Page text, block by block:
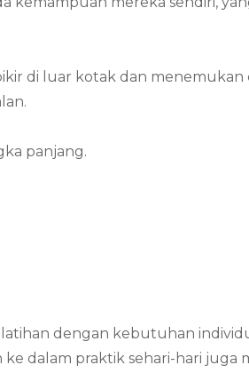
di luar kotak dan menemukan
panjang.
dengan kebutuhan
dalam praktik sehari-hari juga